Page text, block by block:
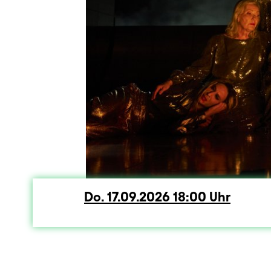
Do. Donnerstag
17.09.2026 18:00 Uhr